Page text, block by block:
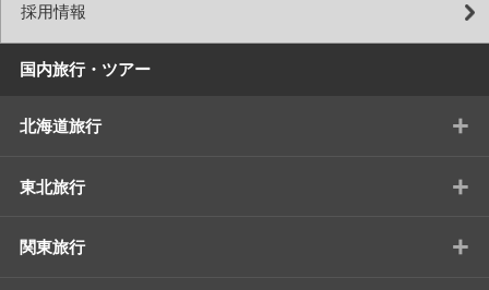
採用情報
国内旅行・ツアー
北海道旅行 +
東北旅行 +
関東旅行 +